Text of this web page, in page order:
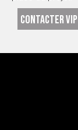
CONTACTER